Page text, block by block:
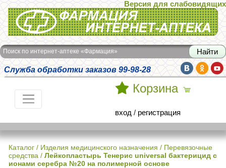
Интернет-аптека Фармация
Версия для слабовидящих
Поиск по интернет-аптеке «Фармация»
Служба обработки заказов 99-98-28
Корзина
вход / регистрация
Каталог / Изделия медицинского назначения / Перевязочные
средства / Лейкопластырь Тенерис universal бактерицид с
ионами серебра №20 на полимерной основе